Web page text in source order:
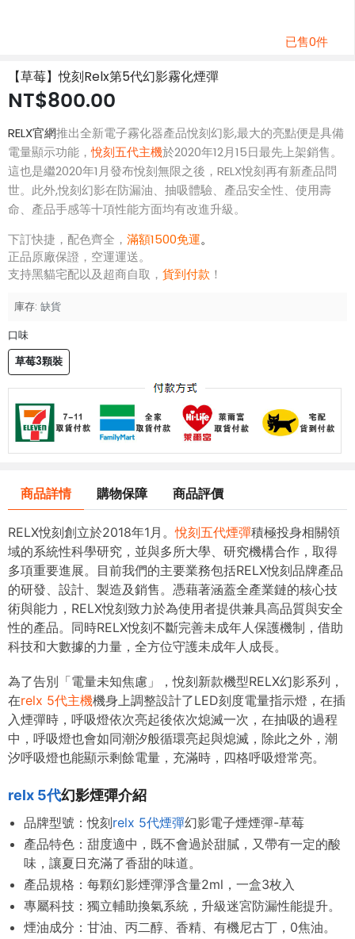
已售0件
【草莓】悅刻Relx第5代幻影霧化煙彈
NT$800.00
RELX官網推出全新電子霧化器產品悅刻幻影,最大的亮點便是具備
電量顯示功能，悅刻五代主機於2020年12月15日最先上架銷售。
這也是繼2020年1月發布悅刻無限之後，RELX悅刻再有新產品問
世。此外,悅刻幻影在防漏油、抽吸體驗、產品安全性、使用壽
命、產品手感等十項性能方面均有改進升級。
下訂快捷，配色齊全， 滿額1500免運。
正品原廠保證，空運運送。
支持黑貓宅配以及超商自取， 貨到付款 ！
庫存: 缺貨
口味
草莓3顆裝
商品詳情 購物保障 商品評價
RELX悅刻創立於2018年1月。悅刻五代煙彈積極投身相關領
域的系統性科學研究，並與多所大學、研究機構合作，取得
多項重要進展。目前我們的主要業務包括RELX悅刻品牌產品
的研發、設計、製造及銷售。憑藉著涵蓋全產業鏈的核心技
術與能力，RELX悅刻致力於為使用者提供兼具高品質與安全
性的產品。同時RELX悅刻不斷完善未成年人保護機制，借助
科技和大數據的力量，全方位守護未成年人成長。
為了告別「電量未知焦慮」，悅刻新款機型RELX幻影系列，
在relx 5代主機機身上調整設計了LED刻度電量指示燈，在插
入煙彈時，呼吸燈依次亮起後依次熄滅一次，在抽吸的過程
中，呼吸燈也會如同潮汐般循環亮起與熄滅，除此之外，潮
汐呼吸燈也能顯示剩餘電量，充滿時，四格呼吸燈常亮。
relx 5代幻影煙彈介紹
品牌型號：悅刻relx 5代煙彈幻影電子煙煙彈-草莓
產品特色：甜度適中，既不會過於甜膩，又帶有一定的酸
味，讓夏日充滿了香甜的味道。
產品規格：每顆幻影煙彈淨含量2ml，一盒3枚入
專屬科技：獨立輔助換氣系統，升級迷宮防漏性能提升。
煙油成分：甘油、丙二醇、香精、有機尼古丁，0焦油。